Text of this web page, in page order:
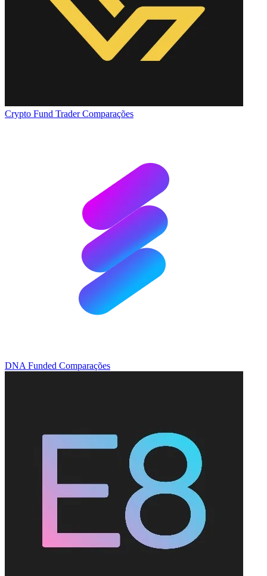
Crypto Fund TraderComparações
DNA Funded Comparações